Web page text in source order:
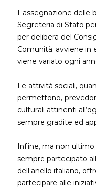
L’assegnazione delle
Segreteria di Stato
per delibera del
Comunità, avviene in
viene variato ogni
Le attività sociali,
permettono,
culturali attinenti
sempre gradite ed
Infine, ma non
sempre partecipato
dell’anello italiano,
partecipare alle